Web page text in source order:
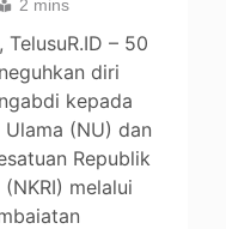
2 mins
– 50
diri
kepada
(NU) dan
Republik
melalui